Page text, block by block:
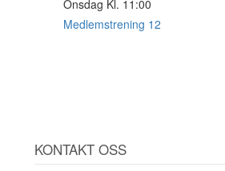
Onsdag Kl. 11:00
Medlemstrening 12
KONTAKT OSS